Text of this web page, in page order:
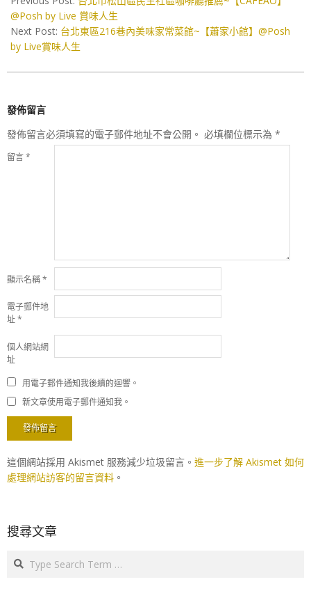
14
@Posh by Live 賞味人生
Next Post: 台北東區216巷內美味家常菜館~【蕭家小館】@Posh
by Live賞味人生
發佈留言
發佈留言必須填寫的電子郵件地址不會公開。 必填欄位標示為 *
留言*
顯示名稱*
電子郵件地
址*
個人網站網
址
用電子郵件通知我後續的迴響。
新文章使用電子郵件通知我。
這個網站採用 Akismet 服務減少垃圾留言。 進一步了解 Akismet 如何
處理網站訪客的留言資料 。
搜尋文章
Search